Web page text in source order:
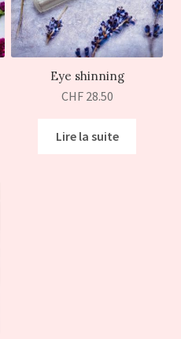
Eye shinning
CHF28.50
Lire la suite